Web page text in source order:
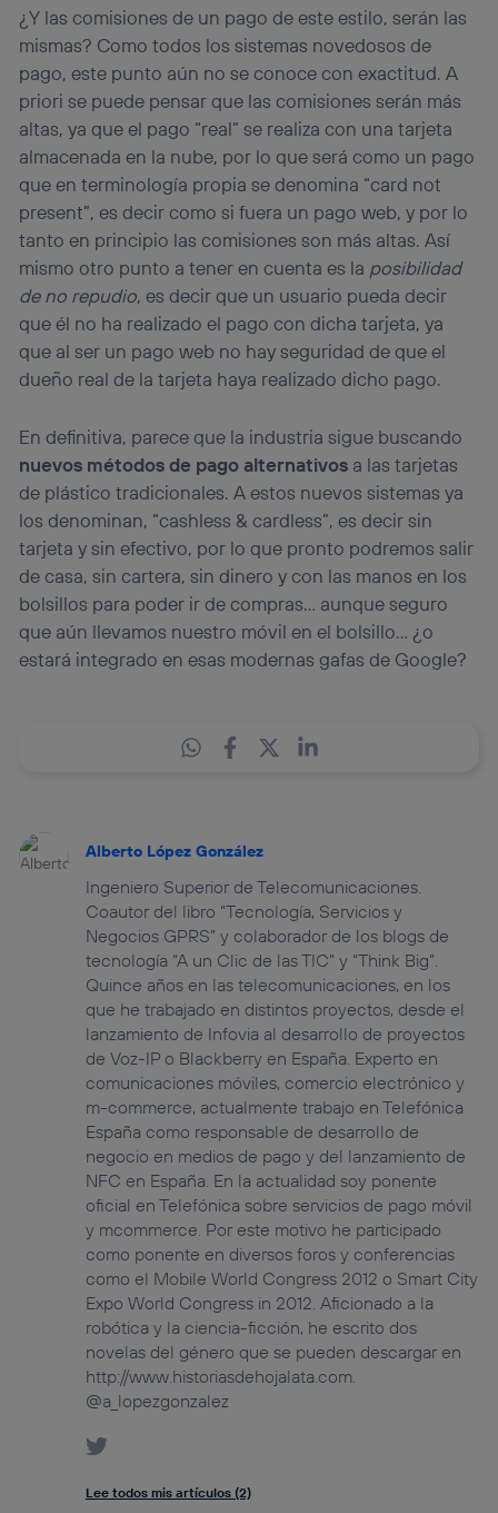
¿Y las comisiones de un pago de este estilo, serán las
mismas? Como todos los sistemas novedosos de
pago, este punto aún no se conoce con exactitud. A
priori se puede pensar que las comisiones serán más
altas, ya que el pago “real” se realiza con una tarjeta
almacenada en la nube, por lo que será como un pago
que en terminología propia se denomina “card not
present”, es decir como si fuera un pago web, y por lo
tanto en principio las comisiones son más altas. Así
mismo otro punto a tener en cuenta es la posibilidad
de no repudio, es decir que un usuario pueda decir
que él no ha realizado el pago con dicha tarjeta, ya
que al ser un pago web no hay seguridad de que el
dueño real de la tarjeta haya realizado dicho pago.
En definitiva, parece que la industria sigue buscando
nuevos métodos de pago alternativos a las tarjetas
de plástico tradicionales. A estos nuevos sistemas ya
los denominan, “cashless & cardless”, es decir sin
tarjeta y sin efectivo, por lo que pronto podremos salir
de casa, sin cartera, sin dinero y con las manos en los
bolsillos para poder ir de compras… aunque seguro
que aún llevamos nuestro móvil en el bolsillo… ¿o
estará integrado en esas modernas gafas de Google?
Alberto López González
Ingeniero Superior de Telecomunicaciones.
Coautor del libro “Tecnología, Servicios y
Negocios GPRS” y colaborador de los blogs de
tecnología “A un Clic de las TIC” y “Think Big”.
Quince años en las telecomunicaciones, en los
que he trabajado en distintos proyectos, desde el
lanzamiento de Infovia al desarrollo de proyectos
de Voz-IP o Blackberry en España. Experto en
comunicaciones móviles, comercio electrónico y
m-commerce, actualmente trabajo en Telefónica
España como responsable de desarrollo de
negocio en medios de pago y del lanzamiento de
NFC en España. En la actualidad soy ponente
oficial en Telefónica sobre servicios de pago móvil
y mcommerce. Por este motivo he participado
como ponente en diversos foros y conferencias
como el Mobile World Congress 2012 o Smart City
Expo World Congress in 2012. Aficionado a la
robótica y la ciencia-ficción, he escrito dos
novelas del género que se pueden descargar en
http://www.historiasdehojalata.com.
@a_lopezgonzalez
Lee todos mis artículos (2)